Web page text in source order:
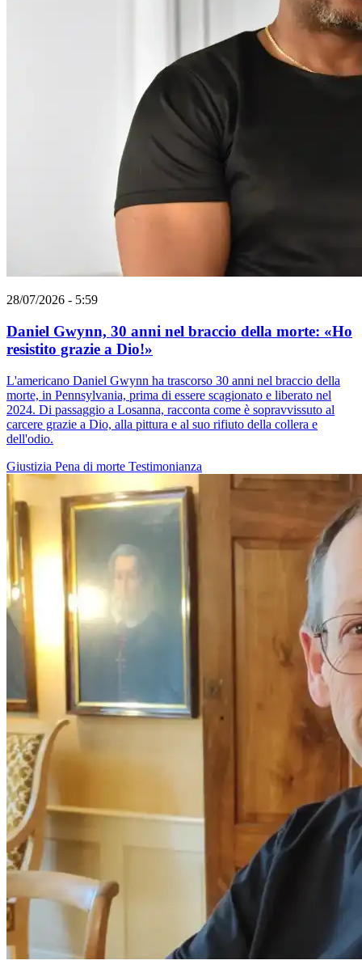
28/07/2026 - 5:59
Daniel Gwynn, 30 anni nel braccio della morte: «Ho
resistito grazie a Dio!»
L'americano Daniel Gwynn ha trascorso 30 anni nel braccio della
morte, in Pennsylvania, prima di essere scagionato e liberato nel
2024. Di passaggio a Losanna, racconta come è sopravvissuto al
carcere grazie a Dio, alla pittura e al suo rifiuto della collera e
dell'odio.
Giustizia Pena di morte Testimonianza